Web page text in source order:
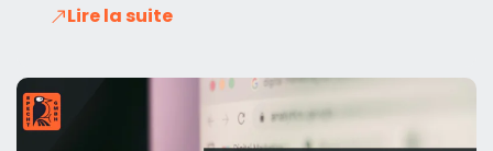
Lire la suite